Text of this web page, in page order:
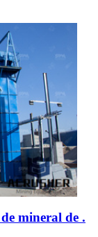
mineral de .